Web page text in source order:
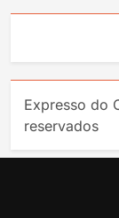
Expresso do
reservados